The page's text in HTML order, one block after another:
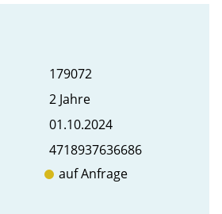
179072
2 Jahre
01.10.2024
4718937636686
auf Anfrage